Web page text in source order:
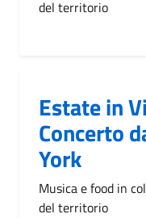
del territorio
Estate in
Concerto
York
Musica e food in
del territorio